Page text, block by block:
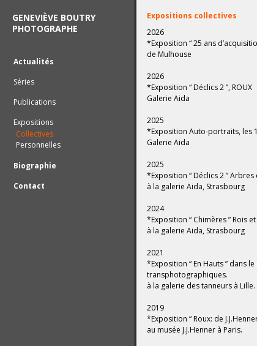
Expositions collectives
2026
*Exposition “ 25 ans
de Mulhouse
2026
*Exposition “ Déclics 2 ”, ROUX
Galerie Aida
2025
*Exposition Auto-portraits, les
Galerie Aida
2025
*Exposition “ Déclics 2 ” Arbres
à la galerie Aida, Strasbourg
2024
*Exposition “ Chimères ” Rois
à la galerie Aida, Strasbourg
2021
*Exposition “ En Hauts ” dans
transphotographiques.
à la galerie des tanneurs à Lille.
2019
*Exposition “ Roux: de
au musée J.J.Henner à Paris.
GENEVIÈVE BOUTRY
PHOTOGRAPHE
Actualités
Séries
Publications
Expositions
Collectives
Personnelles
Biographie
Contact